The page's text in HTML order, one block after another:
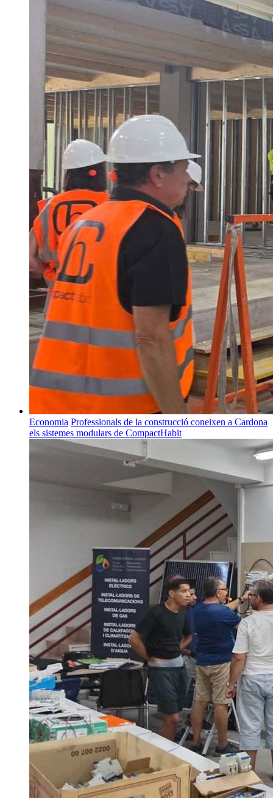
Economia Professionals de la construcció coneixen a Cardona
els sistemes modulars de CompactHabit